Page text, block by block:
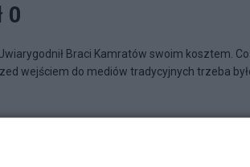
0
Braci Kamratów swoim kosztem. Co
wejściem do mediów tradycyjnych trzeba